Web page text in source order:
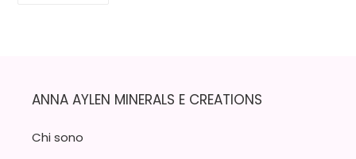
ANNA AYLEN MINERALS E CREATIONS
Chi sono